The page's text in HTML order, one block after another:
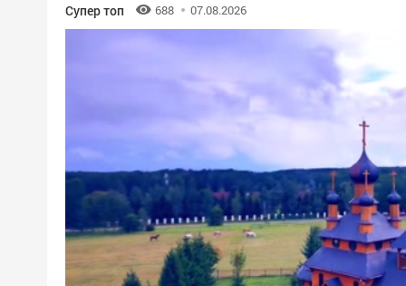
Супер топ 688 07.08.2026